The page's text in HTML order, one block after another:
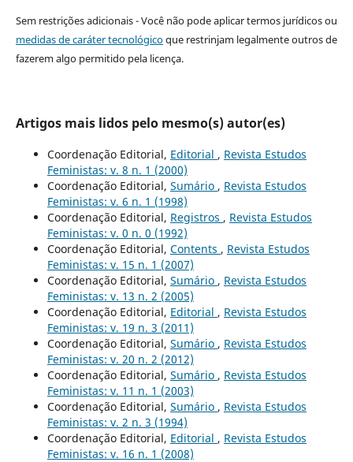
Sem restrições adicionais - Você não pode aplicar termos jurídicos ou
medidas de caráter tecnológicoque restrinjam legalmente outros de
fazerem algo permitido pela licença.
Artigos mais lidos pelo mesmo(s) autor(es)
Coordenação Editorial, Editorial , Revista Estudos
Feministas: v. 8 n. 1 (2000)
Coordenação Editorial, Sumário , Revista Estudos
Feministas: v. 6 n. 1 (1998)
Coordenação Editorial, Registros , Revista Estudos
Feministas: v. 0 n. 0 (1992)
Coordenação Editorial, Contents , Revista Estudos
Feministas: v. 15 n. 1 (2007)
Coordenação Editorial, Sumário , Revista Estudos
Feministas: v. 13 n. 2 (2005)
Coordenação Editorial, Editorial , Revista Estudos
Feministas: v. 19 n. 3 (2011)
Coordenação Editorial, Sumário , Revista Estudos
Feministas: v. 20 n. 2 (2012)
Coordenação Editorial, Sumário , Revista Estudos
Feministas: v. 11 n. 1 (2003)
Coordenação Editorial, Sumário , Revista Estudos
Feministas: v. 2 n. 3 (1994)
Coordenação Editorial, Editorial , Revista Estudos
Feministas: v. 16 n. 1 (2008)